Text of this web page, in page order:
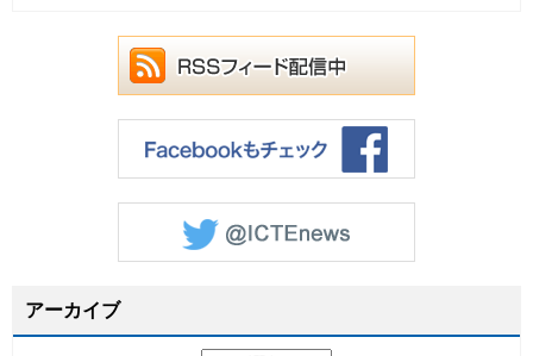
アーカイブ